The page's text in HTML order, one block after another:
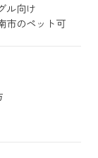
ル向け
市のペット可